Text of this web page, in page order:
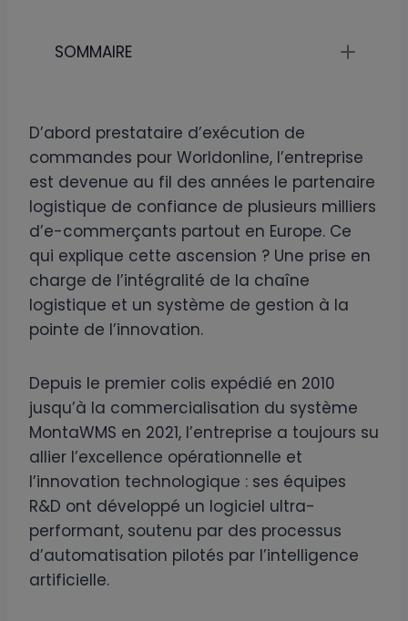
SOMMAIRE
D’abord prestataire d’exécution de
commandes pour Worldonline, l’entreprise
est devenue au fil des années le partenaire
logistique de confiance de plusieurs milliers
d’e-commerçants partout en Europe. Ce
qui explique cette ascension ? Une prise en
charge de l’intégralité de la chaîne
logistique et un système de gestion à la
pointe de l’innovation.
Depuis le premier colis expédié en 2010
jusqu’à la commercialisation du système
MontaWMS en 2021, l’entreprise a toujours su
allier l’excellence opérationnelle et
l’innovation technologique : ses équipes
R&D ont développé un logiciel ultra-
performant, soutenu par des processus
d’automatisation pilotés par l’intelligence
artificielle.